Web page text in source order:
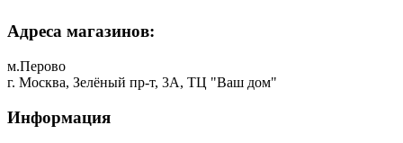
Адреса магазинов:
м.Перово
г. Москва, Зелёный пр-т, 3А, ТЦ "Ваш дом"
Информация